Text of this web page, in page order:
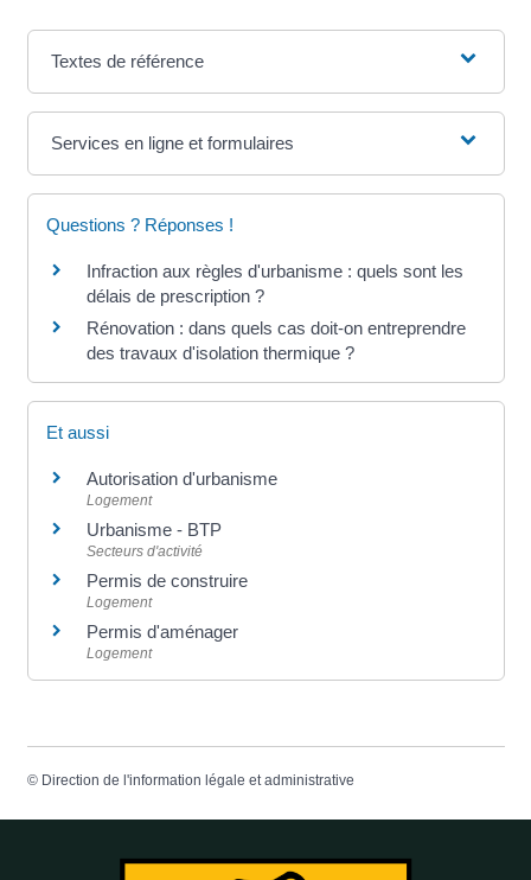
Textes de référence
Services en ligne et formulaires
Questions ? Réponses !
Infraction aux règles d'urbanisme : quels sont les
délais de prescription ?
Rénovation : dans quels cas doit-on entreprendre
des travaux d'isolation thermique ?
Et aussi
Autorisation d'urbanisme
Logement
Urbanisme - BTP
Secteurs d'activité
Permis de construire
Logement
Permis d'aménager
Logement
© Direction de l'information légale et administrative